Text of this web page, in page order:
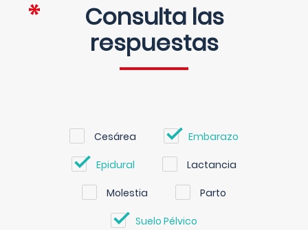
Consulta las
respuestas
Cesárea Embarazo
Epidural Lactancia
Molestia Parto
Suelo Pélvico